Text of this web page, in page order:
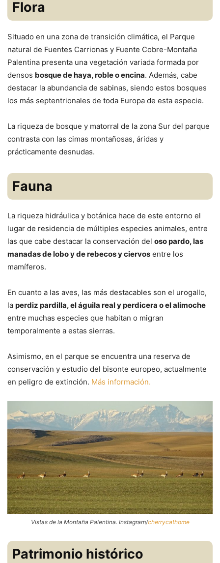
Flora
Situado en una zona de transición climática, el Parque
natural de Fuentes Carrionas y Fuente Cobre-Montaña
Palentina presenta una vegetación variada formada por
densos bosque de haya, roble o encina. Además, cabe
destacar la abundancia de sabinas, siendo estos bosques
los más septentrionales de toda Europa de esta especie.
La riqueza de bosque y matorral de la zona Sur del parque
contrasta con las cimas montañosas, áridas y
prácticamente desnudas.
Fauna
La riqueza hidráulica y botánica hace de este entorno el
lugar de residencia de múltiples especies animales, entre
las que cabe destacar la conservación del oso pardo, las
manadas de lobo y de rebecos y ciervos entre los
mamíferos.
En cuanto a las aves, las más destacables son el urogallo,
la perdiz pardilla, el águila real y perdicera o el alimoche
entre muchas especies que habitan o migran
temporalmente a estas sierras.
Asimismo, en el parque se encuentra una reserva de
conservación y estudio del bisonte europeo, actualmente
en peligro de extinción. Más información.
Vistas de la Montaña Palentina. Instagram/cherrycathome
Patrimonio histórico